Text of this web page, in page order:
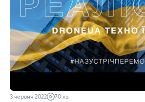
3 червня 2022 70 хв.